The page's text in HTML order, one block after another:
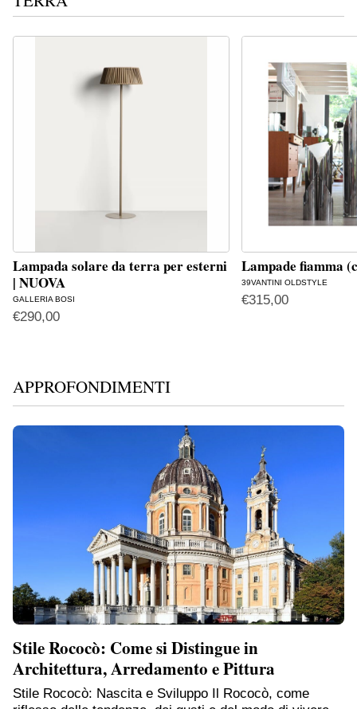
Lampada solare da terra per esterni
| NUOVA
GALLERIA BOSI
€290,00
Lampade fiamma
39VANTINI OLDSTYLE
€315,00
APPROFONDIMENTI
Stile Rococò: Come si Distingue in
Architettura, Arredamento e Pittura
Stile Rococò: Nascita e Sviluppo Il Rococò, come